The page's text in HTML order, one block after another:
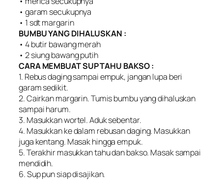
• garam secukupnya
• 1 sdt margarin
BUMBU YANG DIHALUSKAN :
• 4 butir bawang merah
• 2 siung bawang putih
CARA MEMBUAT SUP TAHU BAKSO :
1. Rebus daging sampai empuk, jangan lupa beri
garam sedikit.
2. Cairkan margarin. Tumis bumbu yang dihaluskan
sampai harum.
3. Masukkan wortel. Aduk sebentar.
4. Masukkan ke dalam rebusan daging. Masukkan
juga kentang. Masak hingga empuk.
5. Terakhir masukkan tahu dan bakso. Masak sampai
mendidih.
6. Sup pun siap disajikan.